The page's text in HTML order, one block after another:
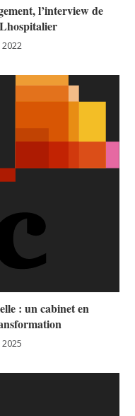
l’interview de
: un cabinet en